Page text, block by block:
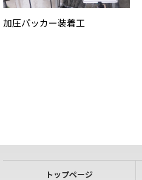
加圧パッカー装着工
トップページ